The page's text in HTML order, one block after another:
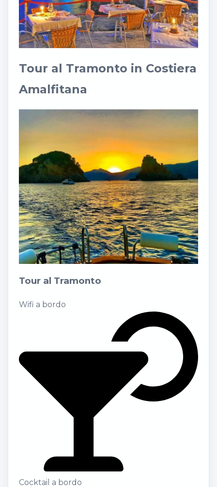
Tour al Tramonto in Costiera
Amalfitana
Tour al Tramonto
Wifi a bordo
Cocktail a bordo